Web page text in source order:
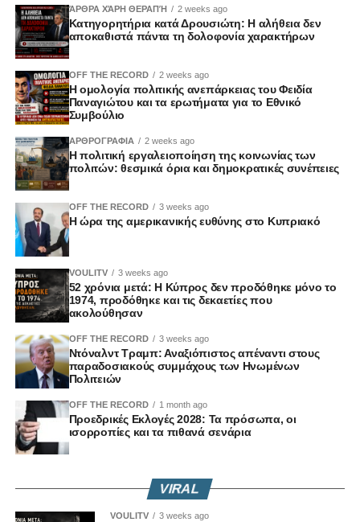
Ζωντανά στο Vouli TV και διαδικτυακά
ΆΡΘΡΑ ΧΆΡΗ ΘΕΡΑΠΉ 2 weeks ago
Κατηγορητήρια κατά Δρουσιώτη: Η αλήθεια δεν
αποκαθιστά πάντα τη δολοφονία χαρακτήρων
OFF THE RECORD 2 weeks ago
Η ομολογία πολιτικής ανεπάρκειας του Φειδία
Παναγιώτου και τα ερωτήματα για το Εθνικό
Συμβούλιο
ΑΡΘΡΟΓΡΑΦΙΑ 2 weeks ago
Η πολιτική εργαλειοποίηση της κοινωνίας των
πολιτών: θεσμικά όρια και δημοκρατικές συνέπειες
OFF THE RECORD 3 weeks ago
Η ώρα της αμερικανικής ευθύνης στο Κυπριακό
VOULITV 3 weeks ago
52 χρόνια μετά: Η Κύπρος δεν προδόθηκε μόνο το
1974, προδόθηκε και τις δεκαετίες που
ακολούθησαν
OFF THE RECORD 3 weeks ago
Ντόναλντ Τραμπ: Αναξιόπιστος απέναντι στους
παραδοσιακούς συμμάχους των Ηνωμένων
Πολιτειών
OFF THE RECORD 1 month ago
Προεδρικές Εκλογές 2028: Τα πρόσωπα, οι
ισορροπίες και τα πιθανά σενάρια
VIRAL
VOULITV 3 weeks ago